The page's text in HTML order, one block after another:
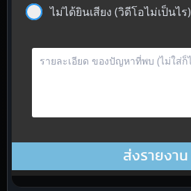
ไม่ได้ยินเสียง (วิดีโอไม่เป็นไร)